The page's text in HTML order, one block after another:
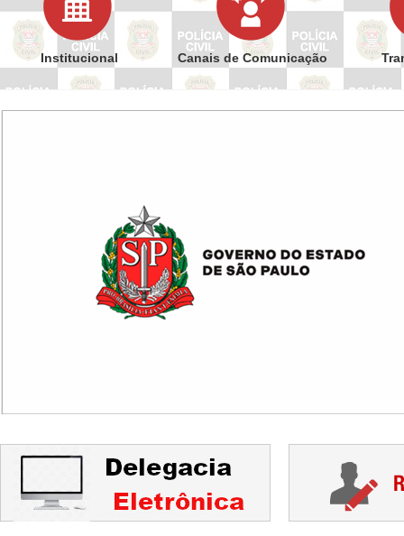
Institucional Canais de Comunicação